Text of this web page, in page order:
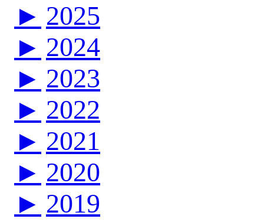
► 2025
► 2024
► 2023
► 2022
► 2021
► 2020
► 2019